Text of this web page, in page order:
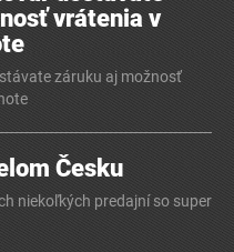
vrátenia v
záruku aj možnosť
Česku
niekoľkých predajní so super